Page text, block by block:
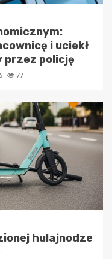
i uciekł
przez policję
77
hulajnodze